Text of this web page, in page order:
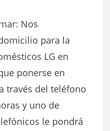
Nos
para la
LG en
ponerse en
través del teléfono
y uno de
le pondrá